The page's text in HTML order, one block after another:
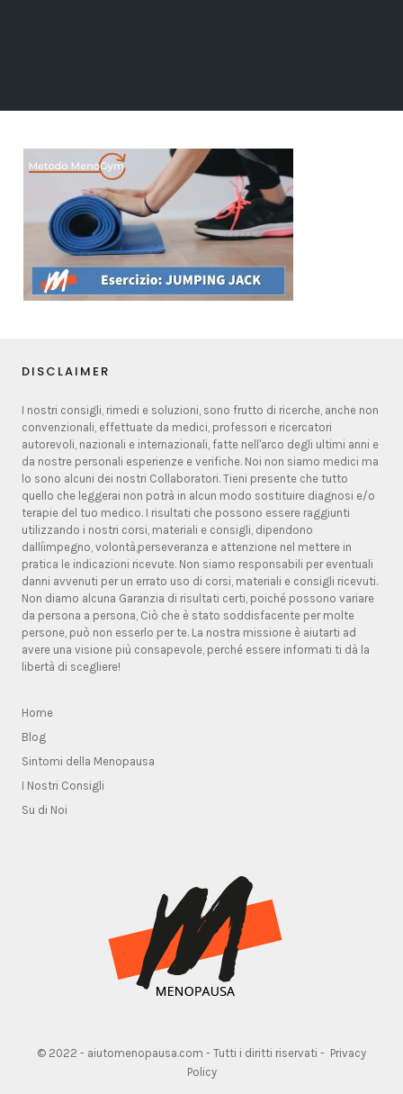
DISCLAIMER
I nostri consigli, rimedi e soluzioni, sono frutto di ricerche, anche non
convenzionali, effettuate da medici, professori e ricercatori
autorevoli, nazionali e internazionali, fatte nell'arco degli ultimi anni e
da nostre personali esperienze e verifiche. Noi non siamo medici ma
lo sono alcuni dei nostri Collaboratori. Tieni presente che tutto
quello che leggerai non potrà in alcun modo sostituire diagnosi e/o
terapie del tuo medico. I risultati che possono essere raggiunti
utilizzando i nostri corsi, materiali e consigli, dipendono
dallíimpegno, volontà,perseveranza e attenzione nel mettere in
pratica le indicazioni ricevute. Non siamo responsabili per eventuali
danni avvenuti per un errato uso di corsi, materiali e consigli ricevuti.
Non diamo alcuna Garanzia di risultati certi, poiché possono variare
da persona a persona, Ciò che è stato soddisfacente per molte
persone, può non esserlo per te. La nostra missione è aiutarti ad
avere una visione più consapevole, perché essere informati ti dà la
libertà di scegliere!
Home
Blog
Sintomi della Menopausa
I Nostri Consigli
Su di Noi
© 2022 - aiutomenopausa.com - Tutti i diritti riservati - Privacy
Policy